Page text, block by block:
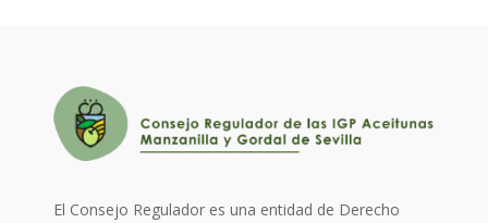
El Consejo Regulador es una entidad de Derecho